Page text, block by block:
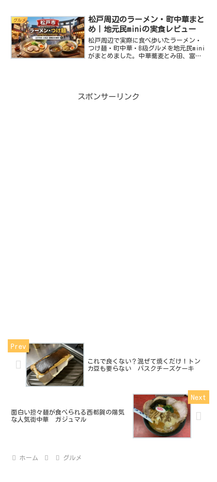
ショップ椿 酒々井sp前店 さんに突撃
します。基本データ店名：...
グルメ
松戸周辺のラーメン・町中華まと
め｜地元民miniの実食レビュー
松戸周辺で実際に食べ歩いたラーメン・
つけ麺・町中華・B級グルメを地元民mini
がまとめました。中華蕎麦とみ田、富田
スポンサーリンク
これで良くない？混ぜて焼くだけ！トン
カ豆も要らない バスクチーズケーキ
面白い担々麺が食べられる西都賀の陽気
な人気街中華 ガジュマル
ホーム グルメ